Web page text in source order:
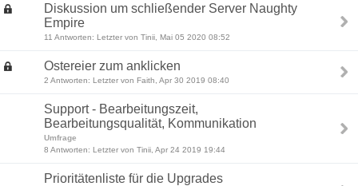
Diskussion um schließender Server Naughty
Empire
11 Antworten: Letzter von Tinii, Mai 05 2020 08:52
Ostereier zum anklicken
2 Antworten: Letzter von Faith, Apr 30 2019 08:40
Support - Bearbeitungszeit,
Bearbeitungsqualität, Kommunikation
Umfrage
8 Antworten: Letzter von Tinii, Apr 24 2019 19:44
Prioritätenliste für die Upgrades